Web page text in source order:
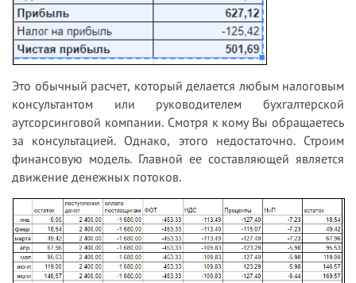
Это обычный расчет, который делается любым налоговым
консультантом или руководителем бухгалтерской
аутсорсинговой компании. Смотря к кому Вы обращаетесь
за консультацией. Однако, этого недостаточно. Строим
финансовую модель. Главной ее составляющей является
движение денежных потоков.